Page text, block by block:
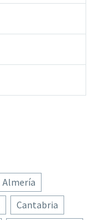
Almería
Cantabria